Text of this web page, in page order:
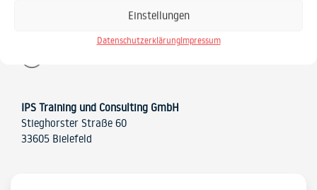
Einstellungen
DatenschutzerklärungImpressum
0521 / 20889 30
IPS Training und Consulting GmbH
Stieghorster Straße 60
33605 Bielefeld